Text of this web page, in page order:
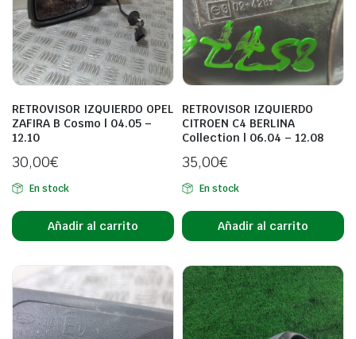
RETROVISOR IZQUIERDO OPEL
ZAFIRA B Cosmo | 04.05 –
12.10
30,00€
En stock
Añadir al carrito
RETROVISOR IZQUIERDO
CITROEN C4 BERLINA
Collection | 06.04 – 12.08
35,00€
En stock
Añadir al carrito